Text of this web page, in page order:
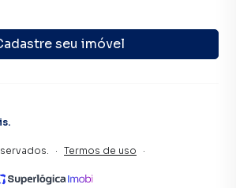
seu imóvel
.
· Termos de uso ·